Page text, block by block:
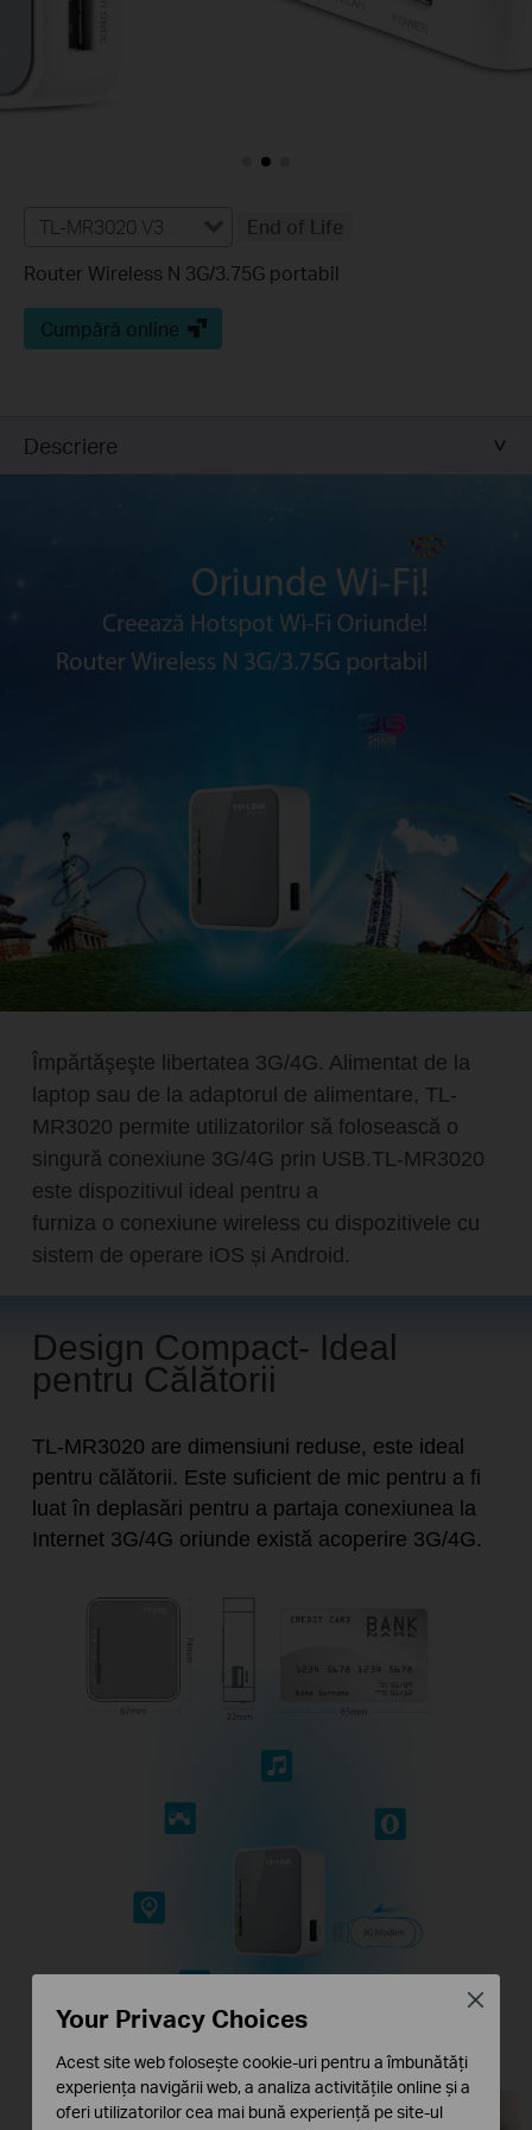
TL-MR3020 V3
End of Life
Router Wireless N 3G/3.75G portabil
Cumpără online
Descriere
Împărtăşeşte libertatea 3G/4G. Alimentat de la
laptop sau de la adaptorul de alimentare, TL-
MR3020 permite utilizatorilor să folosească o
singură conexiune 3G/4G prin USB.TL-MR3020
este dispozitivul ideal pentru a
furniza o conexiune wireless cu dispozitivele cu
sistem de operare iOS și Android.
Design Compact- Ideal
pentru Călătorii
TL-MR3020 are dimensiuni reduse, este ideal
pentru călătorii. Este suficient de mic pentru a fi
luat în deplasări pentru a partaja conexiunea la
Internet 3G/4G oriunde există acoperire 3G/4G.
Router Portabil cu Funcție
Your Privacy Choices
Acest site web folosește cookie-uri pentru a îmbunătăți
experiența navigării web, a analiza activitățile online și a
oferi utilizatorilor cea mai bună experiență pe site-ul
Close